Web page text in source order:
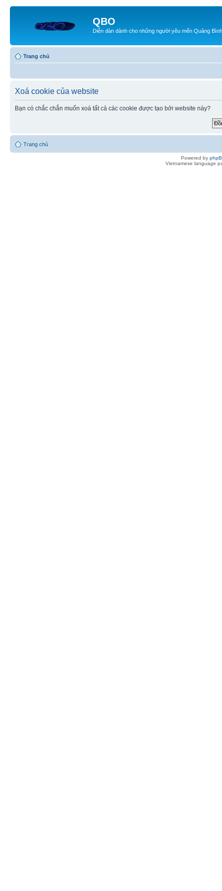
QBO
Diễn đàn dành cho những người yêu mến Quảng Bình
Trang chủ
Xoá cookie của website
Bạn có chắc chắn muốn xoá tất cả các cookie được tạo bởi website này?
Trang chủ
Powered by
Vietnamese language